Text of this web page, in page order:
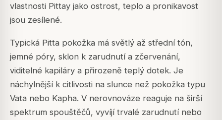
vlastnosti Pittay jako ostrost, teplo a pronikavost
jsou zesílené.
Typická Pitta pokožka má světlý až střední tón,
jemné póry, sklon k zarudnutí a zčervenání,
viditelné kapiláry a přirozeně teplý dotek. Je
náchylnější k citlivosti na slunce než pokožka typu
Vata nebo Kapha. V nerovnováze reaguje na širší
spektrum spouštěčů, vyvíjí trvalé zarudnutí nebo